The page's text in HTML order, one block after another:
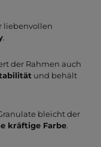
liebenvollen
.
der Rahmen auch
und behält
bleicht der
kräftige Farbe.